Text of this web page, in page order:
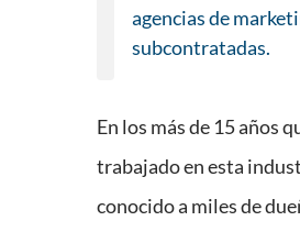
agencias de
subcontratadas.
En los más de 15 años
trabajado en esta
conocido a miles de